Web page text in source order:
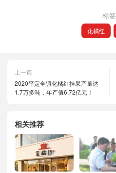
标签
化橘红
上一篇
2020平定全镇化橘红挂果产量达
1.7万多吨，年产值6.72亿元！
相关推荐